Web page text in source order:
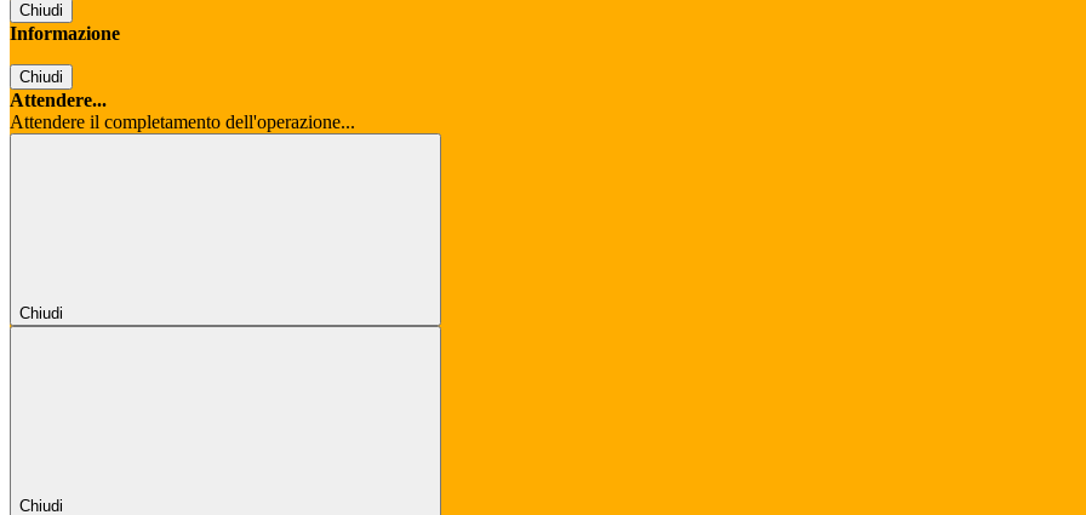
Chiudi
Informazione
Chiudi
Attendere...
Attendere il completamento dell'operazione...
Chiudi
Chiudi